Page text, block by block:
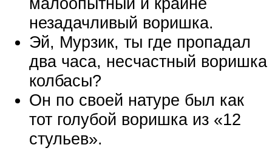
незадачливый воришка.
Эй, Мурзик, ты где пропадал
два часа, несчастный воришка
колбасы?
Он по своей натуре был как
тот голубой воришка из «12
стульев».